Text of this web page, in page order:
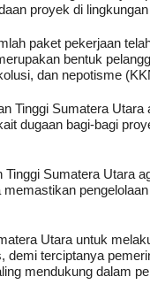
proyek di
paket pekerjaan
bentuk
dan nepotisme
Tinggi Sumatera
dugaan bagi-bagi
Sumatera Utara
Utara untuk
terciptanya
mendukung dalam